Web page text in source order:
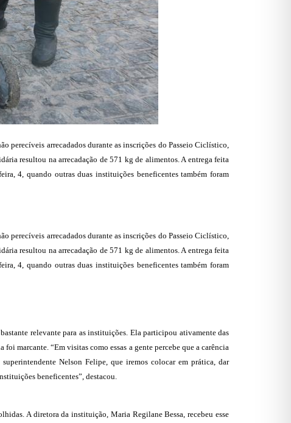
perecíveis arrecadados durante as inscrições do Passeio Ciclístico,
resultou na arrecadação de 571 kg de alimentos. A entrega feita
4, quando outras duas instituições beneficentes também foram
perecíveis arrecadados durante as inscrições do Passeio Ciclístico,
resultou na arrecadação de 571 kg de alimentos. A entrega feita
4, quando outras duas instituições beneficentes também foram
relevante para as instituições. Ela participou ativamente das
marcante. “Em visitas como essas a gente percebe que a carência
Nelson Felipe, que iremos colocar em prática, dar
beneficentes”, destacou.
A diretora da instituição, Maria Regilane Bessa, recebeu esse